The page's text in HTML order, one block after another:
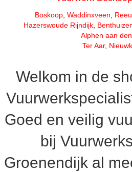
Boskoop, Waddinxveen,
Hazerswoude Rijndijk,
Alphen aan
Ter Aar,
Welkom in de
Goed en veilig
bij
Groenendijk al